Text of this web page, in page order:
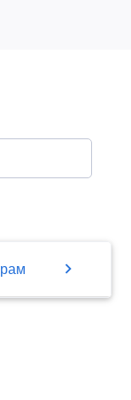
chevron_right